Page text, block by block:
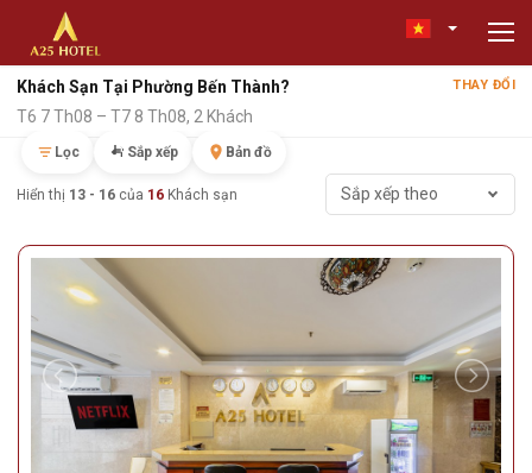
Khách Sạn Tại Phường Bến Thành? THAY ĐỔI
T6 7 Th08 – T7 8 Th08, 2 Khách
Lọc Sắp xếp Bản đồ
Hiển thị 13 - 16 của 16 Khách sạn Sắp xếp theo